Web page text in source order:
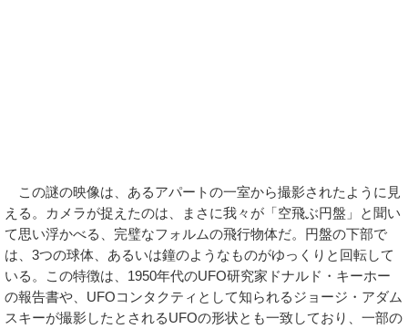
この謎の映像は、あるアパートの一室から撮影されたように見
える。カメラが捉えたのは、まさに我々が「空飛ぶ円盤」と聞い
て思い浮かべる、完璧なフォルムの飛行物体だ。円盤の下部で
は、3つの球体、あるいは鐘のようなものがゆっくりと回転して
いる。この特徴は、1950年代のUFO研究家ドナルド・キーホー
の報告書や、UFOコンタクティとして知られるジョージ・アダム
スキーが撮影したとされるUFOの形状とも一致しており、一部の